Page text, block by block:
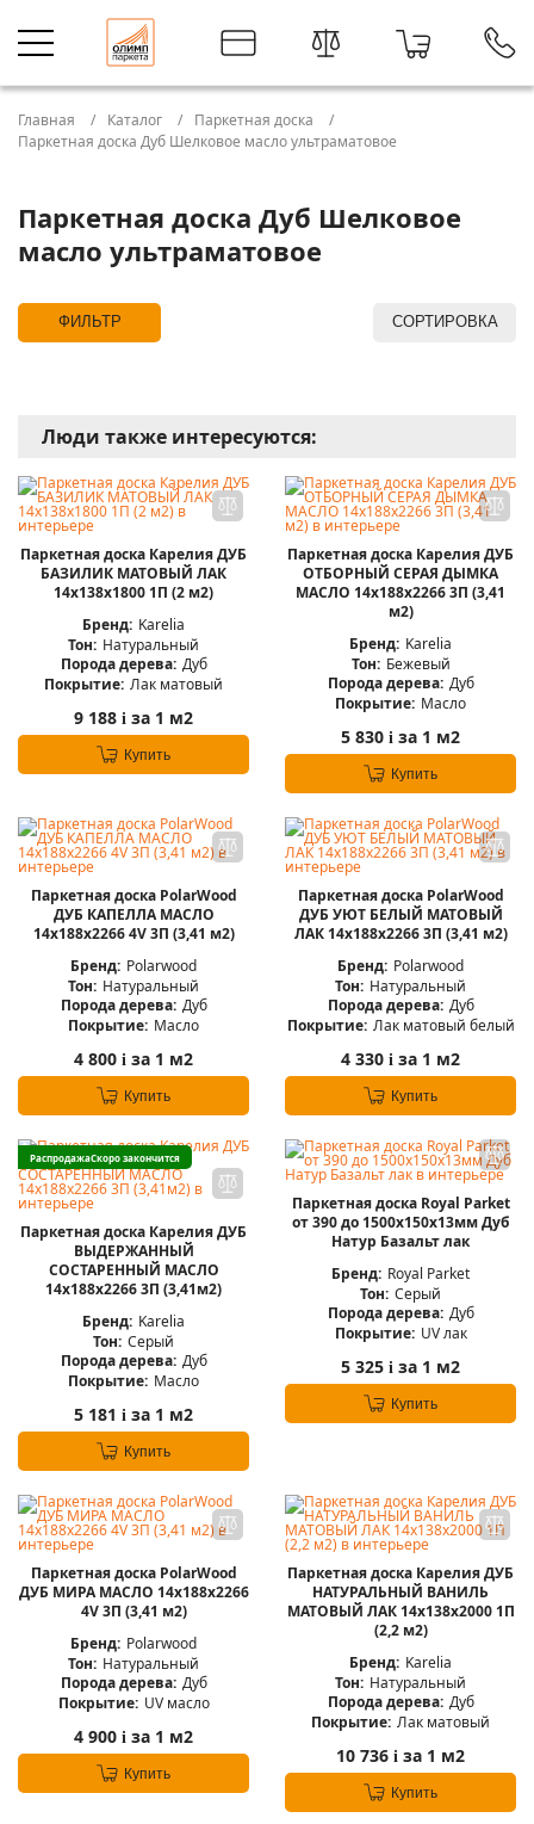
Главная Каталог
Паркетная доска
Паркетная доска Дуб Шелковое масло ультраматовое
Паркетная доска Дуб Шелковое
масло ультраматовое
ФИЛЬТР СОРТИРОВКА
Люди также интересуются:
Паркетная доска Карелия ДУБ
БАЗИЛИК МАТОВЫЙ ЛАК
14x138x1800 1П (2 м2)
Бренд: Karelia
Тон: Натуральный
Порода дерева: Дуб
Покрытие: Лак матовый
9 188 i за 1 м2
Купить
Паркетная доска Карелия ДУБ
ОТБОРНЫЙ СЕРАЯ ДЫМКА
МАСЛО 14x188x2266 3П (3,41
м2)
Бренд: Karelia
Тон: Бежевый
Порода дерева: Дуб
Покрытие: Масло
5 830 i за 1 м2
Купить
Паркетная доска PolarWood
ДУБ КАПЕЛЛА МАСЛО
14x188x2266 4V 3П (3,41 м2)
Бренд: Polarwood
Тон: Натуральный
Порода дерева: Дуб
Покрытие: Масло
4 800 i за 1 м2
Купить
Паркетная доска PolarWood
ДУБ УЮТ БЕЛЫЙ МАТОВЫЙ
ЛАК 14x188x2266 3П (3,41 м2)
Бренд: Polarwood
Тон: Натуральный
Порода дерева: Дуб
Покрытие: Лак матовый белый
4 330 i за 1 м2
Купить
РаспродажаСкоро закончится
Паркетная доска Карелия ДУБ
ВЫДЕРЖАННЫЙ
СОСТАРЕННЫЙ МАСЛО
14x188x2266 3П (3,41м2)
Бренд: Karelia
Тон: Серый
Порода дерева: Дуб
Покрытие: Масло
5 181 i за 1 м2
Купить
Паркетная доска Royal Parket
от 390 до 1500х150х13мм Дуб
Натур Базальт лак
Бренд: Royal Parket
Тон: Серый
Порода дерева: Дуб
Покрытие: UV лак
5 325 i за 1 м2
Купить
Паркетная доска PolarWood
ДУБ МИРА МАСЛО 14x188x2266
4V 3П (3,41 м2)
Бренд: Polarwood
Тон: Натуральный
Порода дерева: Дуб
Покрытие: UV масло
4 900 i за 1 м2
Купить
Паркетная доска Карелия ДУБ
НАТУРАЛЬНЫЙ ВАНИЛЬ
МАТОВЫЙ ЛАК 14x138x2000 1П
(2,2 м2)
Бренд: Karelia
Тон: Натуральный
Порода дерева: Дуб
Покрытие: Лак матовый
10 736 i за 1 м2
Купить